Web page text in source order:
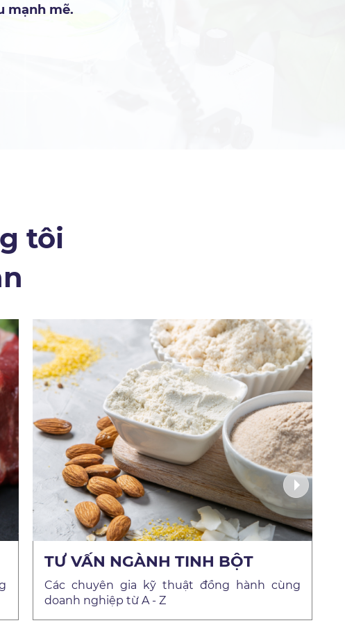
mạnh mẽ.
tôi
TƯ VẤN NGÀNH TINH BỘT
Các chuyên gia kỹ thuật đồng hành cùng
doanh nghiệp từ A - Z